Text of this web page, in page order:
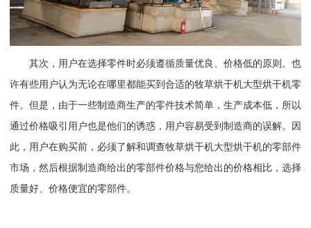
其次，用户在选择零件时必须遵循质量优良、价格低的原则。也
许有些用户认为无论在哪里都能买到合适的牧草烘干机大型烘干机零
件。但是，由于一些制造商生产的零件技术简单，生产成本低，所以
通过价格吸引用户也是他们的诱惑，用户容易受到制造商的误解。因
此，用户在购买前，必须了解和调查牧草烘干机大型烘干机的零部件
市场，然后根据制造商给出的零部件价格与您给出的价格相比，选择
质量好、价格便宜的零部件。